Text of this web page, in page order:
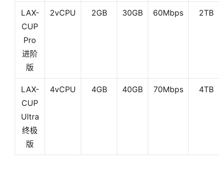
LAX-
CUP
Pro
进阶
版
2vCPU 2GB 30GB 60Mbps 2TB
LAX-
CUP
Ultra
终极
版
4vCPU 4GB 40GB 70Mbps 4TB